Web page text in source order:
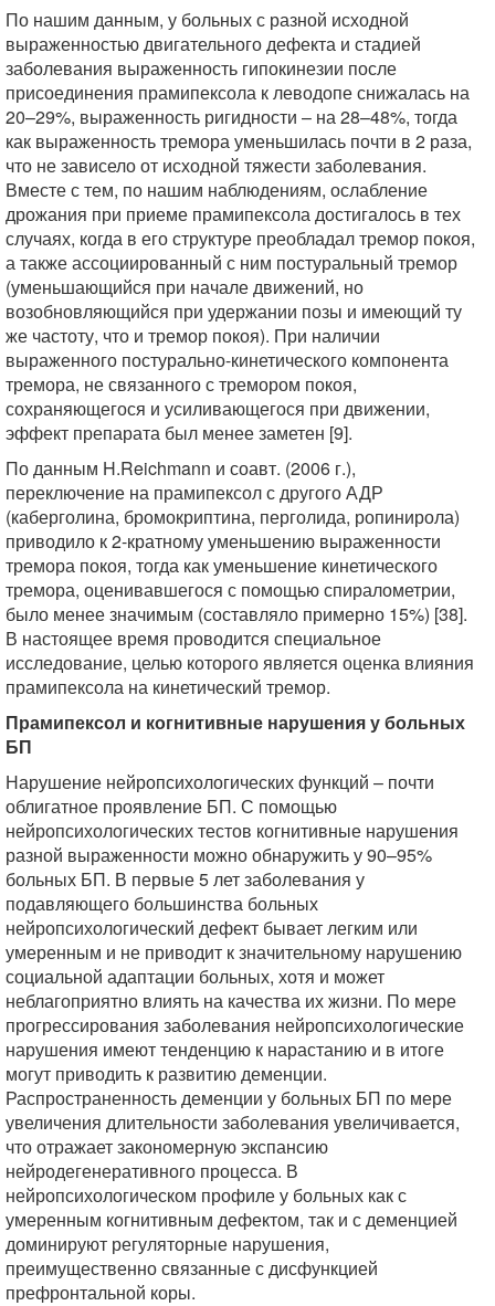
По нашим данным, у больных с разной исходной
выраженностью двигательного дефекта и стадией
заболевания выраженность гипокинезии после
присоединения прамипексола к леводопе снижалась на
20–29%, выраженность ригидности – на 28–48%, тогда
как выраженность тремора уменьшилась почти в 2 раза,
что не зависело от исходной тяжести заболевания.
Вместе с тем, по нашим наблюдениям, ослабление
дрожания при приеме прамипексола достигалось в тех
случаях, когда в его структуре преобладал тремор покоя,
а также ассоциированный с ним постуральный тремор
(уменьшающийся при начале движений, но
возобновляющийся при удержании позы и имеющий ту
же частоту, что и тремор покоя). При наличии
выраженного постурально-кинетического компонента
тремора, не связанного с тремором покоя,
сохраняющегося и усиливающегося при движении,
эффект препарата был менее заметен [9].
По данным H.Reichmann и соавт. (2006 г.),
переключение на прамипексол с другого АДР
(каберголина, бромокриптина, перголида, ропинирола)
приводило к 2-кратному уменьшению выраженности
тремора покоя, тогда как уменьшение кинетического
тремора, оценивавшегося с помощью спиралометрии,
было менее значимым (составляло примерно 15%) [38].
В настоящее время проводится специальное
исследование, целью которого является оценка влияния
прамипексола на кинетический тремор.
Прамипексол и когнитивные нарушения у больных
БП
Нарушение нейропсихологических функций – почти
облигатное проявление БП. С помощью
нейропсихологических тестов когнитивные нарушения
разной выраженности можно обнаружить у 90–95%
больных БП. В первые 5 лет заболевания у
подавляющего большинства больных
нейропсихологический дефект бывает легким или
умеренным и не приводит к значительному нарушению
социальной адаптации больных, хотя и может
неблагоприятно влиять на качества их жизни. По мере
прогрессирования заболевания нейропсихологические
нарушения имеют тенденцию к нарастанию и в итоге
могут приводить к развитию деменции.
Распространенность деменции у больных БП по мере
увеличения длительности заболевания увеличивается,
что отражает закономерную экспансию
нейродегенеративного процесса. В
нейропсихологическом профиле у больных как с
умеренным когнитивным дефектом, так и с деменцией
доминируют регуляторные нарушения,
преимущественно связанные с дисфункцией
префронтальной коры.